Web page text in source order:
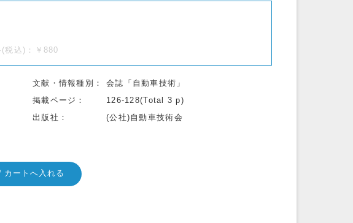
税込)：￥880
文献・情報種別
会誌「自動車技術」
掲載ページ
126-128(Total 3 p)
出版社
(公社)自動車技術会
カートへ入れる